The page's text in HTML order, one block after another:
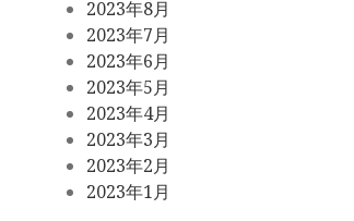
2023年8月
2023年7月
2023年6月
2023年5月
2023年4月
2023年3月
2023年2月
2023年1月